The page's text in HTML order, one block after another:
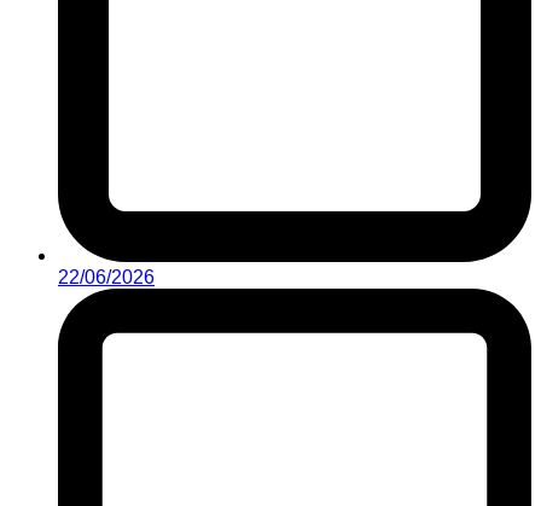
22/06/2026